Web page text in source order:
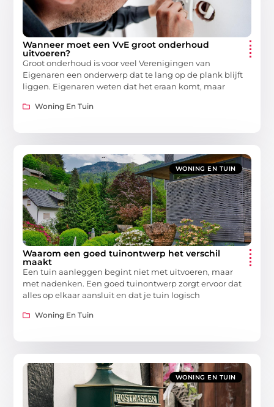
Wanneer moet een VvE groot onderhoud
uitvoeren?
Groot onderhoud is voor veel Verenigingen van
Eigenaren een onderwerp dat te lang op de plank blijft
liggen. Eigenaren weten dat het eraan komt, maar
Woning En Tuin
WONING EN TUIN
Waarom een goed tuinontwerp het verschil
maakt
Een tuin aanleggen begint niet met uitvoeren, maar
met nadenken. Een goed tuinontwerp zorgt ervoor dat
alles op elkaar aansluit en dat je tuin logisch
Woning En Tuin
WONING EN TUIN